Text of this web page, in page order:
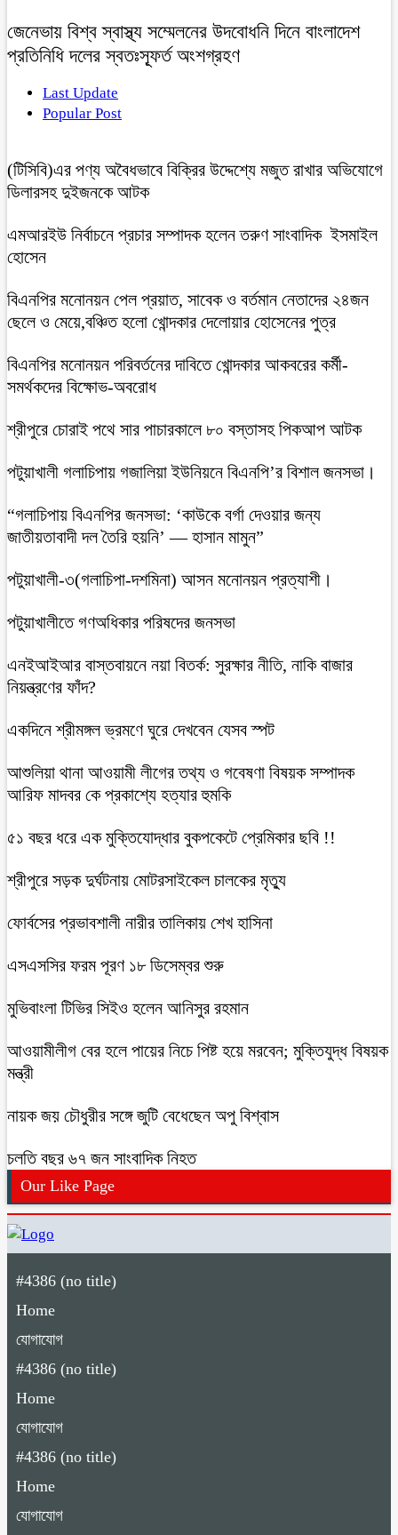
জেনেভায় বিশ্ব স্বাস্থ্য সম্মেলনের উদবোধনি দিনে বাংলাদেশ
প্রতিনিধি দলের স্বতঃস্ফূর্ত অংশগ্রহণ
Last Update
Popular Post
(টিসিবি)এর পণ্য অবৈধভাবে বিক্রির উদ্দেশ্যে মজুত রাখার অভিযোগে
ডিলারসহ দুইজনকে আটক
এমআরইউ নির্বাচনে প্রচার সম্পাদক হলেন তরুণ সাংবাদিক ইসমাইল
হোসেন
বিএনপির মনোনয়ন পেল প্রয়াত, সাবেক ও বর্তমান নেতাদের ২৪জন
ছেলে ও মেয়ে,বঞ্চিত হলো খোন্দকার দেলোয়ার হোসেনের পুত্র
বিএনপির মনোনয়ন পরিবর্তনের দাবিতে খোন্দকার আকবরের কর্মী-
সমর্থকদের বিক্ষোভ-অবরোধ
শ্রীপুরে চোরাই পথে সার পাচারকালে ৮০ বস্তাসহ পিকআপ আটক
‎পটুয়াখালী গলাচিপায় গজালিয়া ইউনিয়নে বিএনপি’র বিশাল জনসভা।
“গলাচিপায় বিএনপির জনসভা: ‘কাউকে বর্গা দেওয়ার জন্য
জাতীয়তাবাদী দল তৈরি হয়নি’ — হাসান মামুন”
পটুয়াখালী-৩(গলাচিপা-দশমিনা) আসন মনোনয়ন প্রত্যাশী।
পটুয়াখালীতে গণঅধিকার পরিষদের জনসভা
এনইআইআর বাস্তবায়নে নয়া বিতর্ক: সুরক্ষার নীতি, নাকি বাজার
নিয়ন্ত্রণের ফাঁদ?
একদিনে শ্রীমঙ্গল ভ্রমণে ঘুরে দেখবেন যেসব স্পট
আশুলিয়া থানা আওয়ামী লীগের তথ্য ও গবেষণা বিষয়ক সম্পাদক
আরিফ মাদবর কে প্রকাশ্যে হত্যার হুমকি
৫১ বছর ধরে এক মুক্তিযোদ্ধার বুকপকেটে প্রেমিকার ছবি !!
শ্রীপুরে সড়ক দুর্ঘটনায় মোটরসাইকেল চালকের মৃত্যু
ফোর্বসের প্রভাবশালী নারীর তালিকায় শেখ হাসিনা
এসএসসির ফরম পূরণ ১৮ ডিসেম্বর শুরু
মুভিবাংলা টিভির সিইও হলেন আনিসুর রহমান
আওয়ামীলীগ বের হলে পায়ের নিচে পিষ্ট হয়ে মরবেন; মুক্তিযুদ্ধ বিষয়ক
মন্ত্রী
নায়ক জয় চৌধুরীর সঙ্গে জুটি বেধেছেন অপু বিশ্বাস
চলতি বছর ৬৭ জন সাংবাদিক নিহত
Our Like Page
#4386 (no title)
Home
যোগাযোগ
#4386 (no title)
Home
যোগাযোগ
#4386 (no title)
Home
যোগাযোগ